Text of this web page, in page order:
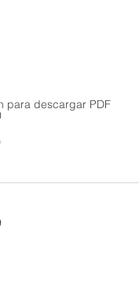
para descargar PDF